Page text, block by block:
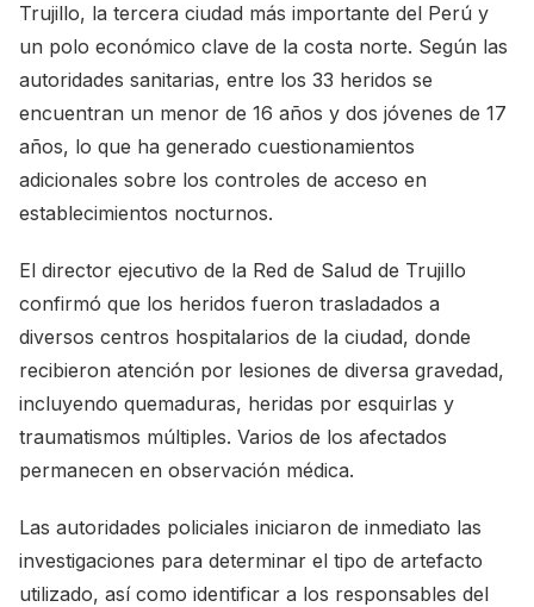
Trujillo, la tercera ciudad más importante del Perú y
un polo económico clave de la costa norte. Según las
autoridades sanitarias, entre los 33 heridos se
encuentran un menor de 16 años y dos jóvenes de 17
años, lo que ha generado cuestionamientos
adicionales sobre los controles de acceso en
establecimientos nocturnos.
El director ejecutivo de la Red de Salud de Trujillo
confirmó que los heridos fueron trasladados a
diversos centros hospitalarios de la ciudad, donde
recibieron atención por lesiones de diversa gravedad,
incluyendo quemaduras, heridas por esquirlas y
traumatismos múltiples. Varios de los afectados
permanecen en observación médica.
Las autoridades policiales iniciaron de inmediato las
investigaciones para determinar el tipo de artefacto
utilizado, así como identificar a los responsables del